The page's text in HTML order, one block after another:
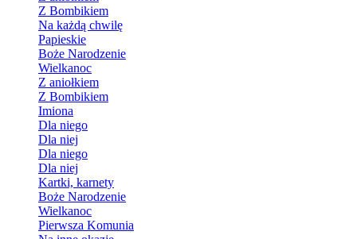
Z Bombikiem
Na każdą chwilę
Papieskie
Boże Narodzenie
Wielkanoc
Z aniołkiem
Z Bombikiem
Imiona
Dla niego
Dla niej
Dla niego
Dla niej
Kartki, karnety
Boże Narodzenie
Wielkanoc
Pierwsza Komunia